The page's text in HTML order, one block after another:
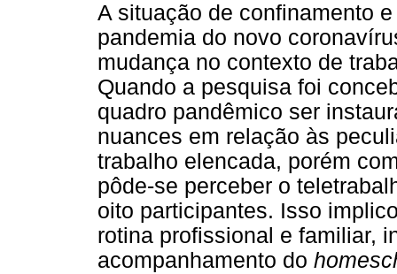
A situação de confinamento
pandemia do novo
mudança no contexto de
Quando a pesquisa foi
quadro pandêmico ser
nuances em relação às
trabalho elencada, porém
pôde-se perceber o
oito participantes. Isso
rotina profissional e familiar,
acompanhamento do